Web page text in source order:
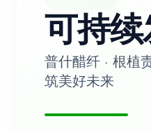
可持
普什醋纤 · 根植
筑美好未来